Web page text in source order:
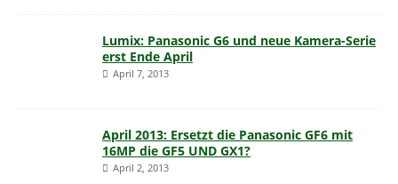
Lumix: Panasonic G6 und neue Kamera-Serie
erst Ende April
April 7, 2013
April 2013: Ersetzt die Panasonic GF6 mit
16MP die GF5 UND GX1?
April 2, 2013